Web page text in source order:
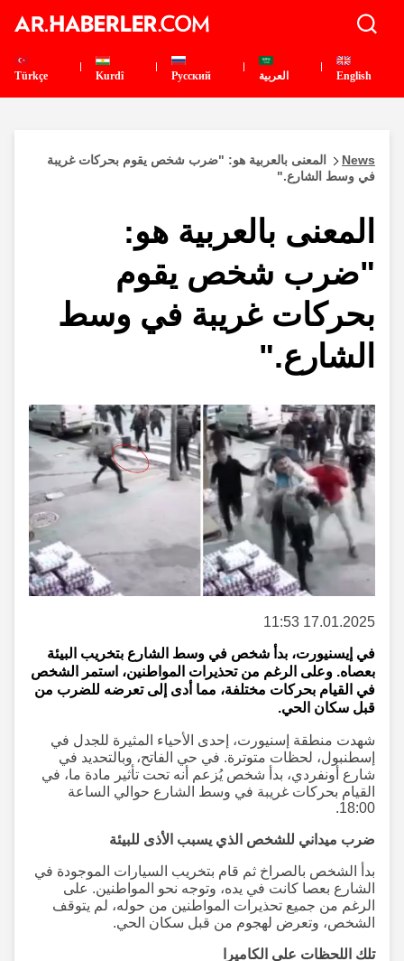
English العربية Pусский
Kurdî
Türkçe
News
المعنى بالعربية هو: "ضرب شخص يقوم بحركات غريبة
في وسط الشارع."
المعنى بالعربية هو:
"ضرب شخص يقوم
بحركات غريبة في وسط
الشارع."
17.01.2025 11:53
في إيسنيورت، بدأ شخص في وسط الشارع بتخريب البيئة
بعصاه. وعلى الرغم من تحذيرات المواطنين، استمر الشخص
في القيام بحركات مختلفة، مما أدى إلى تعرضه للضرب من
قبل سكان الحي.
شهدت منطقة إسنيورت، إحدى الأحياء المثيرة للجدل في
إسطنبول، لحظات متوترة. في حي الفاتح، وبالتحديد في
شارع أونفردي، بدأ شخص يُزعم أنه تحت تأثير مادة ما، في
القيام بحركات غريبة في وسط الشارع حوالي الساعة
18:00.
ضرب ميداني للشخص الذي يسبب الأذى للبيئة
بدأ الشخص بالصراخ ثم قام بتخريب السيارات الموجودة في
الشارع بعصا كانت في يده، وتوجه نحو المواطنين. على
الرغم من جميع تحذيرات المواطنين من حوله، لم يتوقف
الشخص، وتعرض لهجوم من قبل سكان الحي.
تلك اللحظات على الكاميرا